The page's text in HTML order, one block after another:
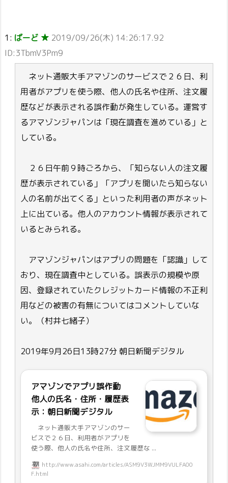
1: ばーど ★ 2019/09/26(木) 14:26:17.92
ID:3TbmV3Pm9
ネット通販大手アマゾンのサービスで２６日、利
用者がアプリを使う際、他人の氏名や住所、注文履
歴などが表示される誤作動が発生している。運営す
るアマゾンジャパンは「現在調査を進めている」と
している。
２６日午前９時ごろから、「知らない人の注文履
歴が表示されている」「アプリを開いたら知らない
人の名前が出てくる」といった利用者の声がネット
上に出ている。他人のアカウント情報が表示されて
いるとみられる。
アマゾンジャパンはアプリの問題を「認識」して
おり、現在調査中としている。誤表示の規模や原
因、登録されていたクレジットカード情報の不正利
用などの被害の有無についてはコメントしていな
い。（村井七緒子）
2019年9月26日13時27分 朝日新聞デジタル
アマゾンでアプリ誤作動
他人の氏名・住所・履歴表
示：朝日新聞デジタル
ネット通販大手アマゾンのサー
ビスで２６日、利用者がアプリを
使う際、他人の氏名や住所、注文履歴な ...
http://www.asahi.com/articles/ASM9V3WJMM9VULFA00
F.html